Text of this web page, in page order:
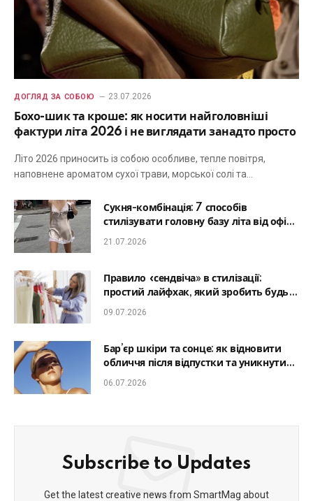
ДОГЛЯД ЗА СОБОЮ 23.07.2026
Бохо-шик та кроше: як носити найголовніші
фактури літа 2026 і не виглядати занадто просто
Літо 2026 приносить із собою особливе, тепле повітря,
наповнене ароматом сухої трави, морської солі та…
Сукня-комбінація: 7 способів
стилізувати головну базу літа від офісу
до романтичної вечері
21.07.2026
Правило «сендвіча» в стилізації:
простий лайфхак, який зробить будь-
який образ гармонійним
09.07.2026
Бар’єр шкіри та сонце: як відновити
обличчя після відпустки та уникнути
фотостаріння
06.07.2026
Subscribe to Updates
Get the latest creative news from SmartMag about